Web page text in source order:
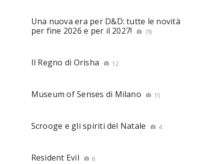
Una nuova era per D&D: tutte le novità
per fine 2026 e per il 2027!
78
Il Regno di Orisha 12
Museum of Senses di Milano 15
Scrooge e gli spiriti del Natale 4
Resident Evil 6